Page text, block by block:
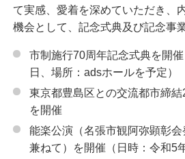
て実感、愛着を深めていただき、
機会として、記念式典及び記念事
市制施行70周年記念式典を開
日、場所：adsホールを予定）
東京都豊島区との交流都市締
を開催
能楽公演（名張市観阿弥顕彰
兼ねて）を開催（日時：令和